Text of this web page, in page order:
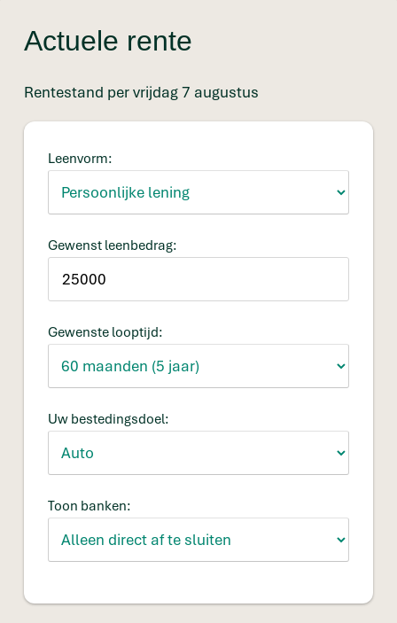
Actuele rente
Rentestand per vrijdag 7 augustus
Leenvorm:
Gewenst leenbedrag:
Gewenste looptijd:
Uw bestedingsdoel:
Toon banken: